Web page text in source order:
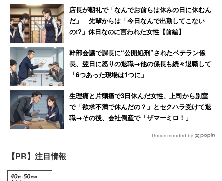
では足りない」と言う人がいるそうだ。最近何かと話題の
ZOZO前澤社長など、独身者だが「年収35億だと全然足り
ない」とも言っている 。本当に、こういう人たちから見れ
ば「世帯年収1000万円」なんて、みみっちい世界なのだ
ろう。
店長が朝礼で「なんでお前らは休みの日に休むん
だ」 先輩からは「今日なんで出勤してこない
の!?」休日なのに言われた女性【前編】
幹部会議で課長に“公開処刑”されたベテラン係
長、翌日に怒りの退職→他の係長も続々退職して
「6つあった現場は1つに」
生理痛と片頭痛で3日休んだ女性、上司から別室
で「欲求不満で休んだの？」とセクハラ受けて退
職→その後、会社倒産で「ザマーミロ！」
Recommended by
【PR】注目情報